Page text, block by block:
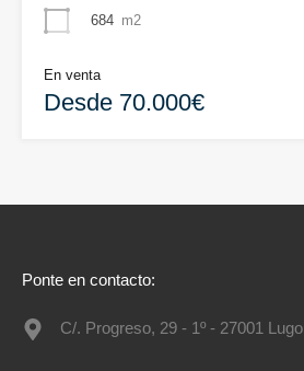
684 m2
En venta
Desde 70.000€
Ponte en contacto:
C/. Progreso, 29 - 1º - 27001 Lugo